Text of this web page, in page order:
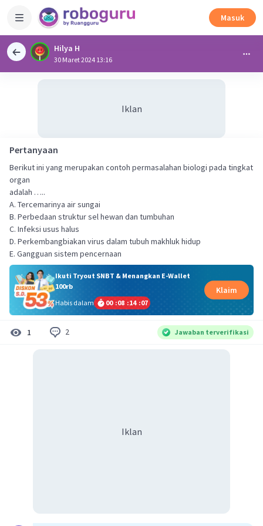
Masuk
Hilya H
30 Maret 2024 13:16
Iklan
Pertanyaan
Berikut ini yang merupakan contoh permasalahan biologi pada tingkat
organ
adalah …..
A. Tercemarinya air sungai
B. Perbedaan struktur sel hewan dan tumbuhan
C. Infeksi usus halus
D. Perkembangbiakan virus dalam tubuh makhluk hidup
E. Gangguan sistem pencernaan
Ikuti Tryout SNBT & Menangkan E-Wallet
100rb
Habis dalam
00 :08 :14 :07
Klaim
1 2 Jawaban terverifikasi
Iklan